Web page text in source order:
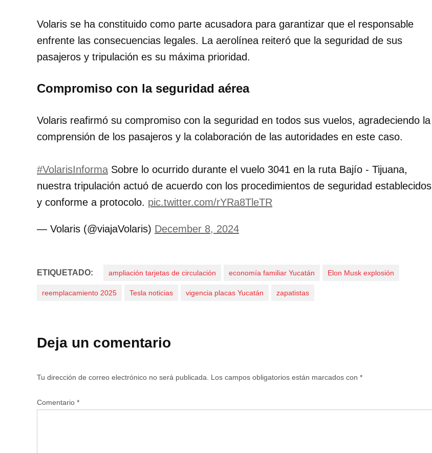
Volaris se ha constituido como parte acusadora para garantizar que el responsable
enfrente las consecuencias legales. La aerolínea reiteró que la seguridad de sus
pasajeros y tripulación es su máxima prioridad.
Compromiso con la seguridad aérea
Volaris reafirmó su compromiso con la seguridad en todos sus vuelos, agradeciendo la
comprensión de los pasajeros y la colaboración de las autoridades en este caso.
#VolarisInforma Sobre lo ocurrido durante el vuelo 3041 en la ruta Bajío - Tijuana,
nuestra tripulación actuó de acuerdo con los procedimientos de seguridad establecidos
y conforme a protocolo. pic.twitter.com/rYRa8TleTR
— Volaris (@viajaVolaris) December 8, 2024
ETIQUETADO: ampliación tarjetas de circulación economía familiar Yucatán Elon Musk explosión
reemplacamiento 2025 Tesla noticias vigencia placas Yucatán zapatistas
Deja un comentario
Tu dirección de correo electrónico no será publicada. Los campos obligatorios están marcados con *
Comentario *